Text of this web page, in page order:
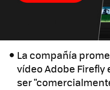
La compañía
vídeo Adobe
ser